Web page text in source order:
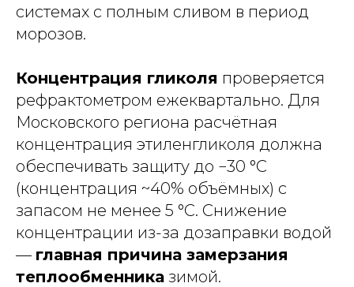
системах с полным сливом в период
морозов.
Концентрация гликоля проверяется
рефрактометром ежеквартально. Для
Московского региона расчётная
концентрация этиленгликоля должна
обеспечивать защиту до −30 °C
(концентрация ~40% объёмных) с
запасом не менее 5 °C. Снижение
концентрации из-за дозаправки водой
— главная причина замерзания
теплообменника зимой.